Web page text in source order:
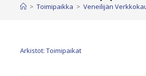
> Toimipaikka > Veneilijän
Arkistot: Toimipaikat